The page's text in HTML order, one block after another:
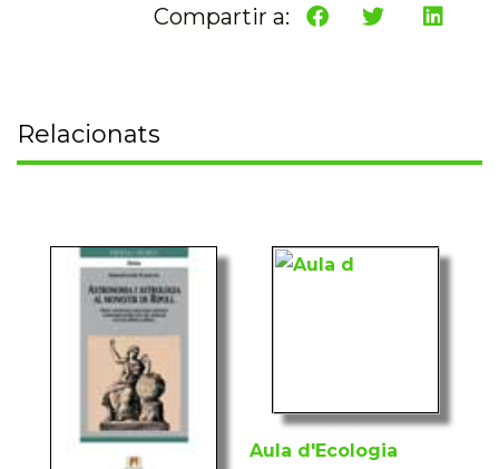
Compartir a:
Relacionats
Aula d'Ecologia